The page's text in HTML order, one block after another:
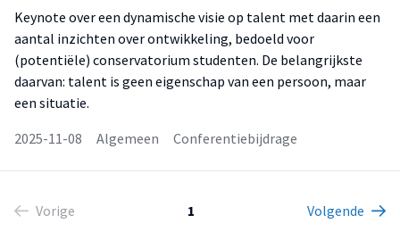
Keynote over een dynamische visie op talent met daarin een
aantal inzichten over ontwikkeling, bedoeld voor
(potentiële) conservatorium studenten. De belangrijkste
daarvan: talent is geen eigenschap van een persoon, maar
een situatie.
2025-11-08
Algemeen Conferentiebijdrage
Vorige 1 Volgende